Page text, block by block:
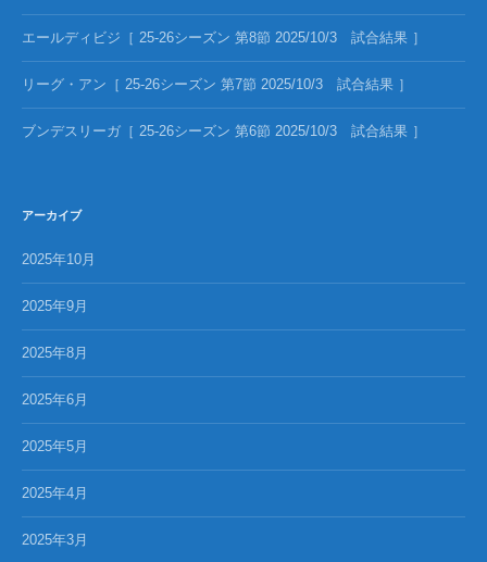
エールディビジ［ 25-26シーズン 第8節 2025/10/3 試合結果 ］
リーグ・アン［ 25-26シーズン 第7節 2025/10/3 試合結果 ］
ブンデスリーガ［ 25-26シーズン 第6節 2025/10/3 試合結果 ］
アーカイブ
2025年10月
2025年9月
2025年8月
2025年6月
2025年5月
2025年4月
2025年3月